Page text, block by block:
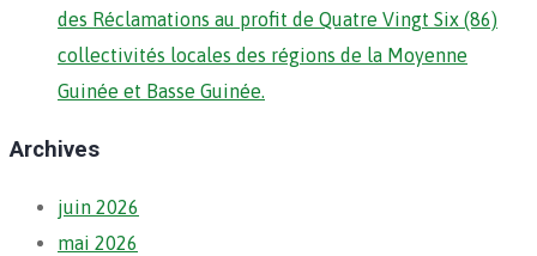
des Réclamations au profit de Quatre Vingt Six (86)
collectivités locales des régions de la Moyenne
Guinée et Basse Guinée.
Archives
juin 2026
mai 2026